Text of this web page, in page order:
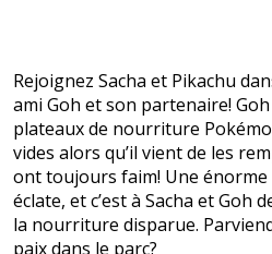
Rejoignez Sacha et Pikachu
ami Goh et son partenaire!
plateaux de nourriture
vides alors qu’il vient de les
ont toujours faim! Une
éclate, et c’est à Sacha et Goh
la nourriture disparue.
paix dans le parc?